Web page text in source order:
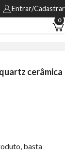
Entrar/Cadastrar
0
cerâmica
basta